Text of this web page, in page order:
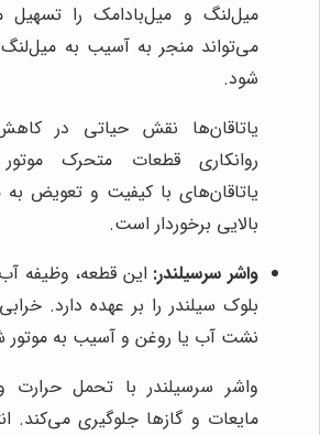
میل‌لنگ و میل‌بادامک را تسهیل
می‌تواند منجر به آسیب به
شود.
یاتاقان‌ها نقش حیاتی در
روانکاری قطعات متحرک
یاتاقان‌های با کیفیت و تعویض به
بالایی برخوردار است.
واشر سرسیلندر: این قطعه، وظیفه
بلوک سیلندر را بر عهده دارد.
نشت آب یا روغن و آسیب به موتور
واشر سرسیلندر با تحمل حرارت
مایعات و گازها جلوگیری می‌کند.